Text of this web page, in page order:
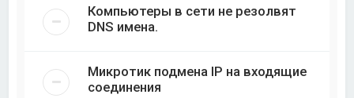
Компьютеры в сети не резолвят
DNS имена.
Микротик подмена IP на входящие
соединения